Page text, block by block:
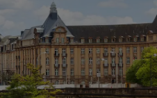
Book på
Se vores